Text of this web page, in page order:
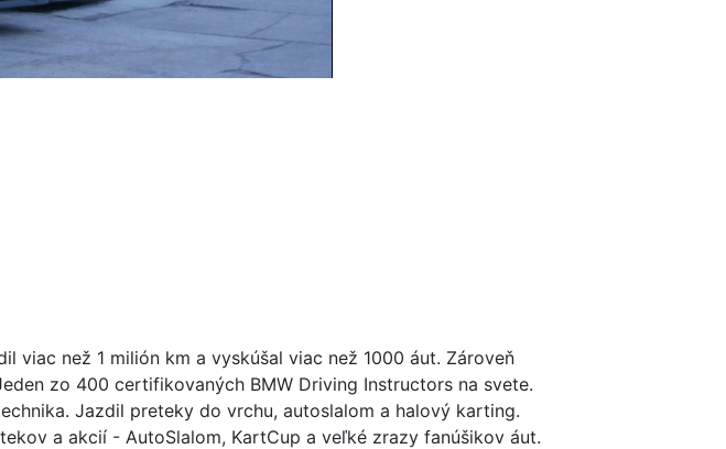
viac než 1 milión km a vyskúšal viac než 1000 áut. Zároveň
zo 400 certifikovaných BMW Driving Instructors na svete.
Jazdil preteky do vrchu, autoslalom a halový karting.
a akcií - AutoSlalom, KartCup a veľké zrazy fanúšikov áut.